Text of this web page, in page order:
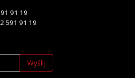
91 19
591 91 19
Wyślij